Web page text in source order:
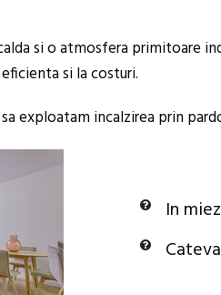
si o atmosfera
si la costuri.
exploatam incalzirea prin
In